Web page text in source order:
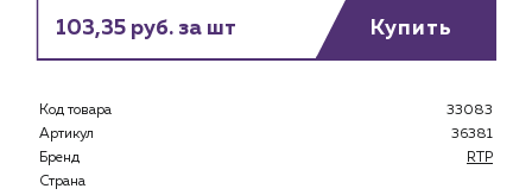
103,35 руб. за шт Купить
Код товара
33083
Артикул
36381
Бренд
RTP
Страна